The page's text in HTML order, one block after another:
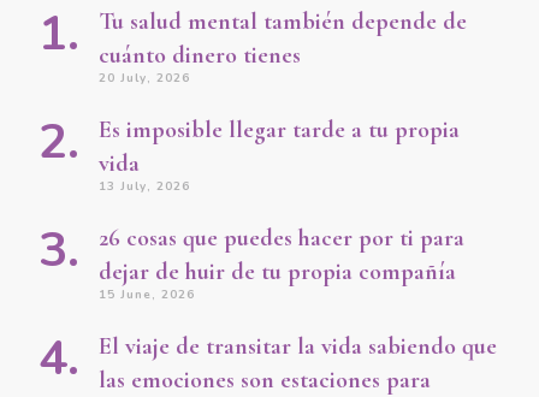
Tu salud mental también depende de
cuánto dinero tienes
20 July, 2026
Es imposible llegar tarde a tu propia
vida
13 July, 2026
26 cosas que puedes hacer por ti para
dejar de huir de tu propia compañía
15 June, 2026
El viaje de transitar la vida sabiendo que
las emociones son estaciones para